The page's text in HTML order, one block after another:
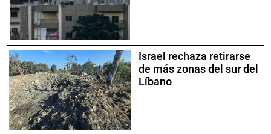
Israel rechaza retirarse
de más zonas del sur del
Líbano